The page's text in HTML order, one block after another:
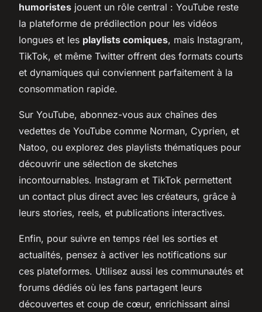
humoristes jouent un rôle central : YouTube reste
la plateforme de prédilection pour les vidéos
longues et les playlists comiques, mais Instagram,
TikTok, et même Twitter offrent des formats courts
et dynamiques qui conviennent parfaitement à la
consommation rapide.
Sur YouTube, abonnez-vous aux chaînes des
vedettes de YouTube comme Norman, Cyprien, et
Natoo, ou explorez des playlists thématiques pour
découvrir une sélection de sketches
incontournables. Instagram et TikTok permettent
un contact plus direct avec les créateurs, grâce à
leurs stories, reels, et publications interactives.
Enfin, pour suivre en temps réel les sorties et
actualités, pensez à activer les notifications sur
ces plateformes. Utilisez aussi les communautés et
forums dédiés où les fans partagent leurs
découvertes et coup de cœur, enrichissant ainsi